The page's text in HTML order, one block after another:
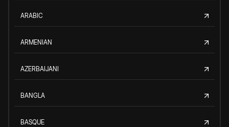
ARABIC
ARMENIAN
AZERBAIJANI
BANGLA
BASQUE